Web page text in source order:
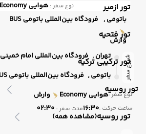
تور ازمیر
تور فتحیه
تور ترکیبی ترکیه
تور روسیه
تور روسیه(مشاهده همه)
نوع سفر : هوایی
باتومی , فرودگاه بین‌المللی باتومی BUS
وارش
شروع سفر تهران , فرودگاه بین‌المللی امام خمینی IKA
باتومی , فرودگاه بین‌المللی باتومی BUS
نوع سفر :هوایی وارش
ساعت حرکت :16:30مدت سفر : 02:30